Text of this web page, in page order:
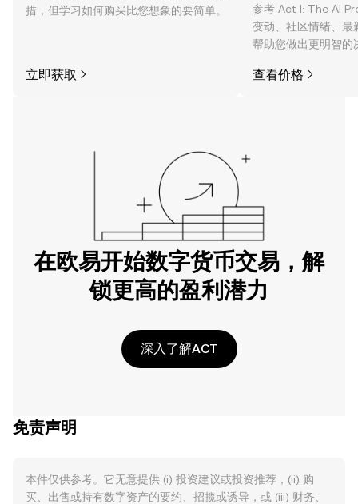
措，但学习如何购买比您想象的要简单。
立即获取
参考 Act I: The AI
变动、社区情绪、最
帮助您做出更明智的
查看价格
在欧易开始数字货币交易，解
锁更高的盈利潜力
深入了解ACT
免责声明
本件仅供参考。它无意提供 (i) 投资建议或投资推荐，(ii) 购
买、出售或持有数字资产的要约、招揽或诱导，或 (iii) 财务、